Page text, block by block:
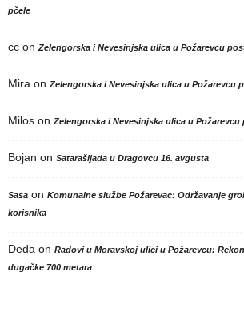
pčele
cc on Zelengorska i Nevesinjska ulica u Požarevcu
Mira on Zelengorska i Nevesinjska ulica u Požarevcu
Milos on Zelengorska i Nevesinjska ulica u
Bojan on Satarašijada u Dragovcu 16. avgusta
Sasa on Komunalne službe Požarevac: Održavanje
korisnika
Deda on Radovi u Moravskoj ulici u Požarevcu:
dugačke 700 metara